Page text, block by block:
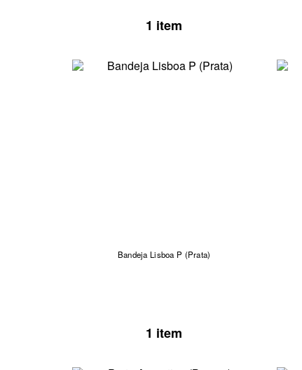
1 item
Bandeja Lisboa P (Prata)
1 item